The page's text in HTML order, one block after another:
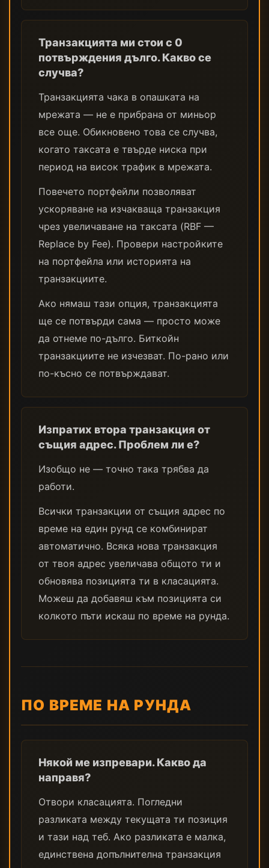
Транзакцията ми стои с 0
потвърждения дълго. Какво се
случва?
Транзакцията чака в опашката на
мрежата — не е прибрана от миньор
все още. Обикновено това се случва,
когато таксата е твърде ниска при
период на висок трафик в мрежата.
Повечето портфейли позволяват
ускоряване на изчакваща транзакция
чрез увеличаване на таксата (RBF —
Replace by Fee). Провери настройките
на портфейла или историята на
транзакциите.
Ако нямаш тази опция, транзакцията
ще се потвърди сама — просто може
да отнеме по-дълго. Биткойн
транзакциите не изчезват. По-рано или
по-късно се потвърждават.
Изпратих втора транзакция от
същия адрес. Проблем ли е?
Изобщо не — точно така трябва да
работи.
Всички транзакции от същия адрес по
време на един рунд се комбинират
автоматично. Всяка нова транзакция
от твоя адрес увеличава общото ти и
обновява позицията ти в класацията.
Можеш да добавяш към позицията си
колкото пъти искаш по време на рунда.
ПО ВРЕМЕ НА РУНДА
Някой ме изпревари. Какво да
направя?
Отвори класацията. Погледни
разликата между текущата ти позиция
и тази над теб. Ако разликата е малка,
единствена допълнителна транзакция